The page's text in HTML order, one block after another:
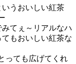
うおいしい紅茶
てぇ～リアルなハ
もおいしい紅茶な
っても広げてくれ